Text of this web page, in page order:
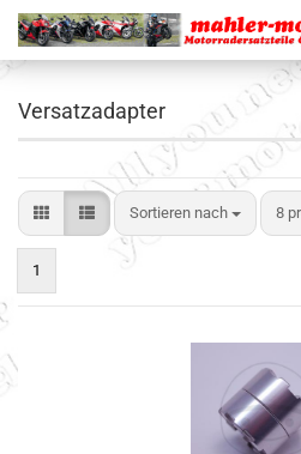
Versatzadapter
Sortieren nach 8
1